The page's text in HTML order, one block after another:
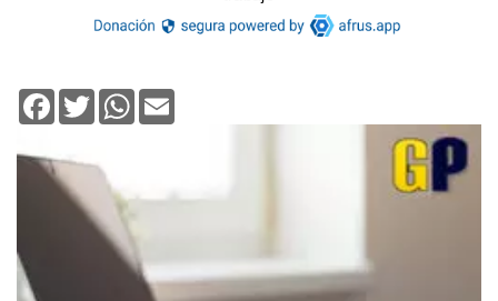
Facebook
TwitterWhatsApp